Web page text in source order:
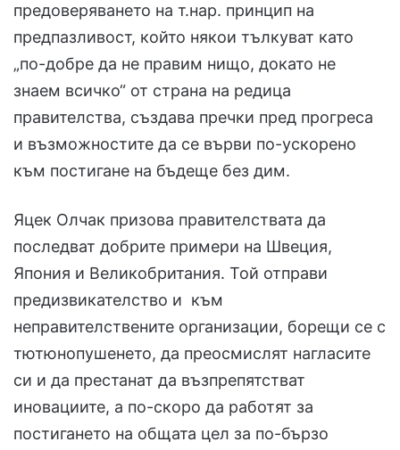
предоверяването на т.нар. принцип на
предпазливост, който някои тълкуват като
„по-добре да не правим нищо, докато не
знаем всичко“ от страна на редица
правителства, създава пречки пред прогреса
и възможностите да се върви по-ускорено
към постигане на бъдеще без дим.
Яцек Олчак призова правителствата да
последват добрите примери на Швеция,
Япония и Великобритания. Той отправи
предизвикателство и към
неправителствените организации, борещи се с
тютюнопушенето, да преосмислят нагласите
си и да престанат да възпрепятстват
иновациите, а по-скоро да работят за
постигането на общата цел за по-бързо